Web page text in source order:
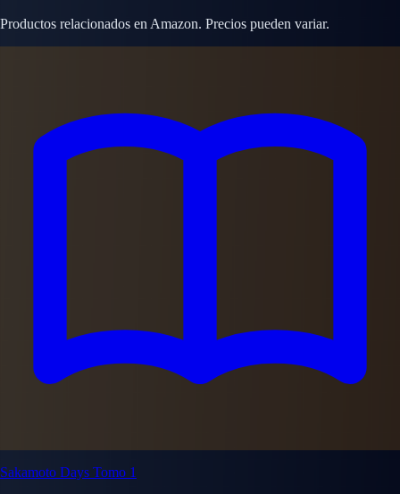
Productos relacionados en Amazon. Precios pueden variar.
Sakamoto Days Tomo 1